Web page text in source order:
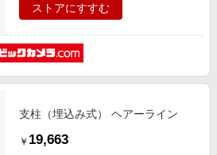
ストアにすすむ
支柱（埋込み式） ヘアーライン
￥ 19,663